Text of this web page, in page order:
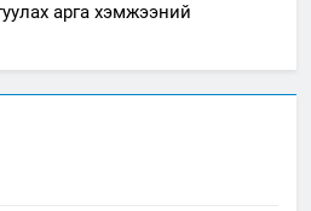
арга хэмжээний